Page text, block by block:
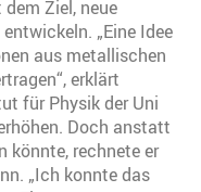
Ziel, neue
„Eine Idee
aus metallischen
erklärt
für Physik der Uni
Doch anstatt
könnte, rechnete er
„Ich konnte das